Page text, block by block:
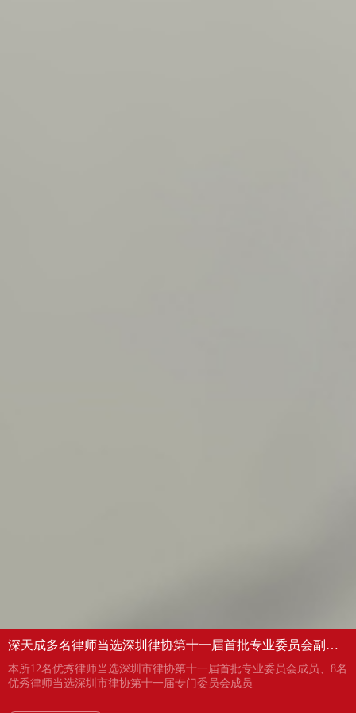
深天成多名律师当选深圳律协第十一届首批专业委员会副主
任、委员及专门委员会成员
本所12名优秀律师当选深圳市律协第十一届首批专业委员会成员、8名
优秀律师当选深圳市律协第十一届专门委员会成员